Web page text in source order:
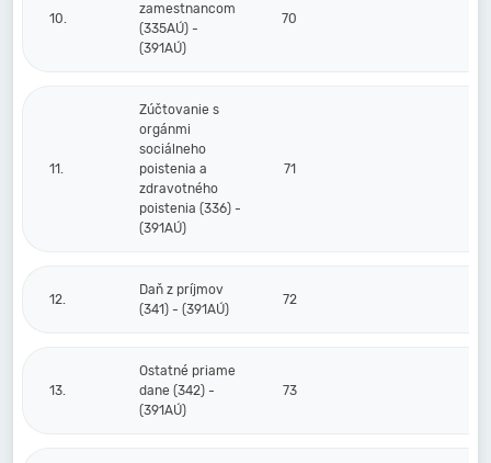
10.
zamestnancom
(335AÚ) -
(391AÚ)
70
11.
Zúčtovanie s
orgánmi
sociálneho
poistenia a
zdravotného
poistenia (336) -
(391AÚ)
71
12.
Daň z príjmov
(341) - (391AÚ)
72
13.
Ostatné priame
dane (342) -
(391AÚ)
73